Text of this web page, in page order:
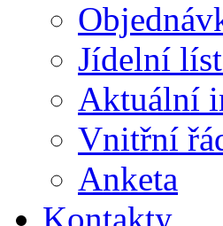
Jídelní
Aktuální
Vnitřní
Anketa
Kontakty